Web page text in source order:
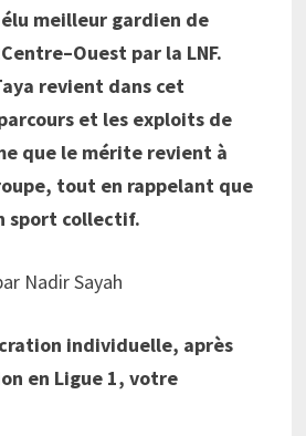
meilleur gardien de
Centre–Ouest par la LNF.
revient dans cet
et les exploits de
que le mérite revient à
tout en rappelant que
sport collectif.
Nadir Sayah
individuelle, après
en Ligue 1, votre